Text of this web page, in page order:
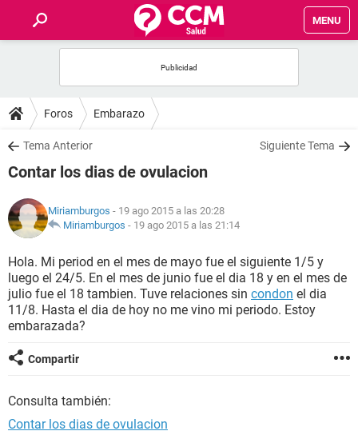
MENU
FOROS
SALUD
NUTRICIÓN
BIENESTAR
SEXUALIDAD
GLOSARIO
Foros Embarazo
Tema Anterior Siguiente Tema
Contar los dias de ovulacion
Miriamburgos - 19 ago 2015 a las 20:28
Miriamburgos - 19 ago 2015 a las 21:14
Hola. Mi period en el mes de mayo fue el siguiente 1/5 y
luego el 24/5. En el mes de junio fue el dia 18 y en el mes de
julio fue el 18 tambien. Tuve relaciones sin condon el dia
11/8. Hasta el dia de hoy no me vino mi periodo. Estoy
embarazada?
Compartir
Consulta también:
Contar los dias de ovulacion